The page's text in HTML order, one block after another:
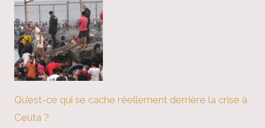
Qu’est-ce qui se cache réellement derrière la crise à
Ceuta ?